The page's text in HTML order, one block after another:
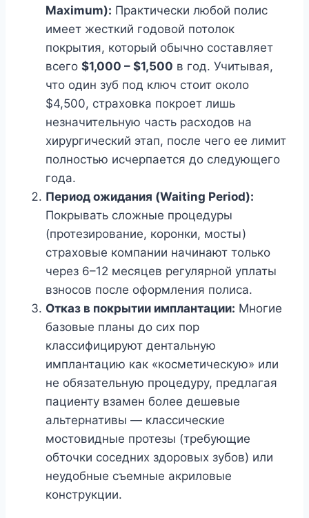
Maximum): Практически любой полис
имеет жесткий годовой потолок
покрытия, который обычно составляет
всего $1,000 – $1,500 в год. Учитывая,
что один зуб под ключ стоит около
$4,500, страховка покроет лишь
незначительную часть расходов на
хирургический этап, после чего ее лимит
полностью исчерпается до следующего
года.
Период ожидания (Waiting Period):
Покрывать сложные процедуры
(протезирование, коронки, мосты)
страховые компании начинают только
через 6–12 месяцев регулярной уплаты
взносов после оформления полиса.
Отказ в покрытии имплантации: Многие
базовые планы до сих пор
классифицируют дентальную
имплантацию как «косметическую» или
не обязательную процедуру, предлагая
пациенту взамен более дешевые
альтернативы — классические
мостовидные протезы (требующие
обточки соседних здоровых зубов) или
неудобные съемные акриловые
конструкции.